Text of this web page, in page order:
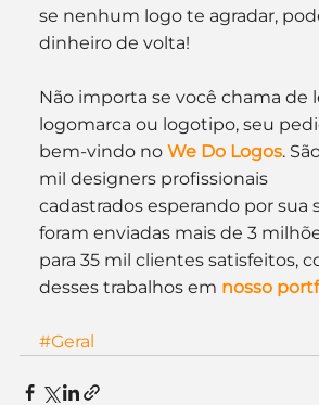
se nenhum logo te agradar,
dinheiro de volta!
Não importa se você chama de
logomarca ou logotipo, seu
bem-vindo no We Do Logos.
mil designers profissionais
cadastrados esperando por sua
foram enviadas mais de 3
para 35 mil clientes satisfeitos,
desses trabalhos em nosso
#Geral